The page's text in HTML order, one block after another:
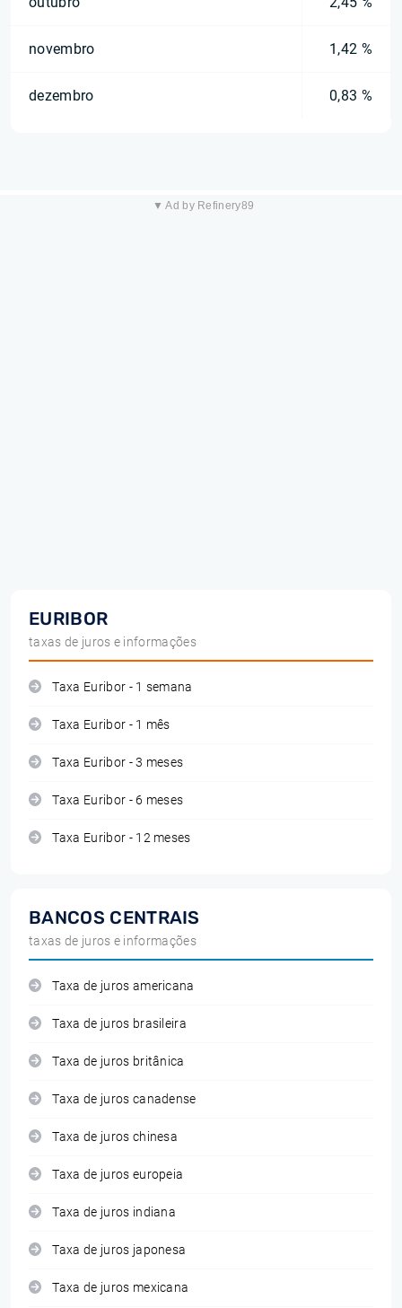
novembro 1,42 %
dezembro 0,83 %
▼ Ad by Refinery89
EURIBOR
taxas de juros e informações
Taxa Euribor - 1 semana
Taxa Euribor - 1 mês
Taxa Euribor - 3 meses
Taxa Euribor - 6 meses
Taxa Euribor - 12 meses
BANCOS CENTRAIS
taxas de juros e informações
Taxa de juros americana
Taxa de juros brasileira
Taxa de juros britânica
Taxa de juros canadense
Taxa de juros chinesa
Taxa de juros europeia
Taxa de juros indiana
Taxa de juros japonesa
Taxa de juros mexicana